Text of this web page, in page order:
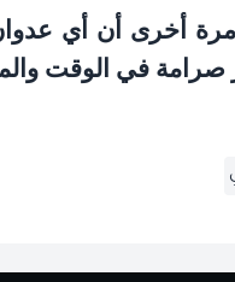
مرة أخرى أن أي
صرامة في الوقت